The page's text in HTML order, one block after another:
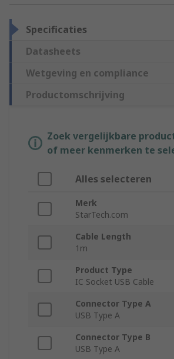
Specificaties
Datasheets
Wetgeving en compliance
Productomschrijving
Zoek vergelijkbare
of meer kenmerken te
Alles selecteren
Merk
StarTech.com
Cable Length
1m
Product Type
IC Socket USB Cable
Connector Type A
USB Type A
Connector Type B
USB Type A